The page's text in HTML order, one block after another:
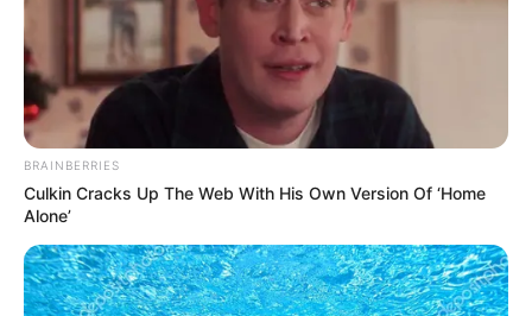
BRAINBERRIES
Culkin Cracks Up The Web With His Own Version Of ‘Home
Alone’